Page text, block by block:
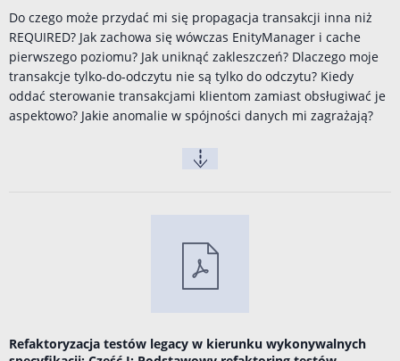
Do czego może przydać mi się propagacja transakcji inna niż
REQUIRED? Jak zachowa się wówczas EnityManager i cache
pierwszego poziomu? Jak uniknąć zakleszczeń? Dlaczego moje
transakcje tylko-do-odczytu nie są tylko do odczytu? Kiedy
oddać sterowanie transakcjami klientom zamiast obsługiwać je
aspektowo? Jakie anomalie w spójności danych mi zagrażają?
Refaktoryzacja testów legacy w kierunku wykonywalnych